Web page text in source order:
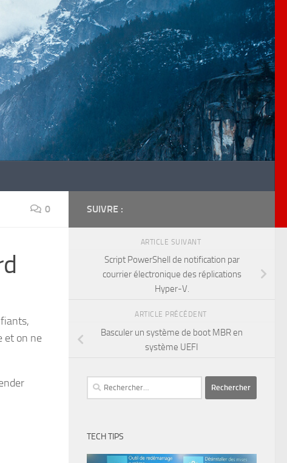
0
et on ne
SUIVRE :
ARTICLE SUIVANT
Script PowerShell de notification par
courrier électronique des réplications
Hyper-V.
ARTICLE PRÉCÉDENT
Basculer un système de boot MBR en
système UEFI
Rechercher :
TECH TIPS